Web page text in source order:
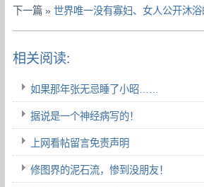
下一篇 »世界唯一没有寡妇、女人公开沐
相关阅读:
如果那年张无忌睡了小昭……
据说是一个神经病写的！
上网看帖留言免责声明
修图界的泥石流，惨到没朋友！